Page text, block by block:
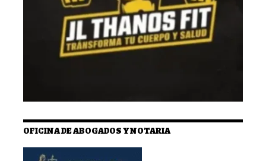
OFICINA DE ABOGADOS Y NOTARIA